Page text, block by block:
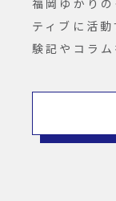
福岡ゆかり
ティブに活
験記やコラ